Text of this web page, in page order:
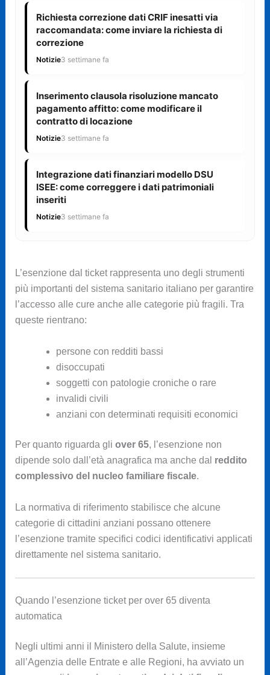
Richiesta correzione dati CRIF inesatti via
raccomandata: come inviare la richiesta di
correzione
Notizie3 settimane fa
Inserimento clausola risoluzione mancato
pagamento affitto: come modificare il
contratto di locazione
Notizie3 settimane fa
Integrazione dati finanziari modello DSU
ISEE: come correggere i dati patrimoniali
inseriti
Notizie3 settimane fa
L’esenzione dal ticket rappresenta uno degli strumenti
più importanti del sistema sanitario italiano per garantire
l’accesso alle cure anche alle categorie più fragili. Tra
queste rientrano:
persone con redditi bassi
disoccupati
soggetti con patologie croniche o rare
invalidi civili
anziani con determinati requisiti economici
Per quanto riguarda gli over 65, l’esenzione non
dipende solo dall’età anagrafica ma anche dal reddito
complessivo del nucleo familiare fiscale.
La normativa di riferimento stabilisce che alcune
categorie di cittadini anziani possano ottenere
l’esenzione tramite specifici codici identificativi applicati
direttamente nel sistema sanitario.
Quando l’esenzione ticket per over 65 diventa
automatica
Negli ultimi anni il Ministero della Salute, insieme
all’Agenzia delle Entrate e alle Regioni, ha avviato un